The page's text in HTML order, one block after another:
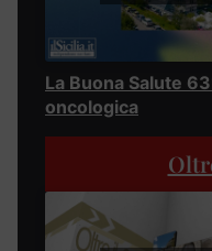
La Buona Salute
oncologica